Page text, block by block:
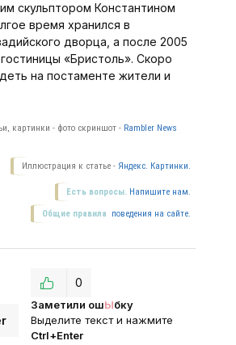
скульптором Константином
время хранился в
дворца, а после 2005
«Бристоль». Скоро
на постаменте жители и
картинки - фото скриншот - Rambler News
Иллюстрация к статье - Яндекс. Картинки.
Есть вопросы. Напишите нам.
Общие правила поведения на сайте.
Заметили ошЫбку
Выделите текст и нажмите
Ctrl+Enter
0